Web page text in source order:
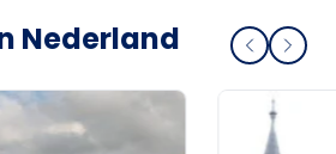
Nederland